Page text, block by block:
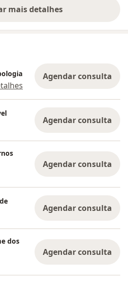
mais detalhes
sobre a experiência
Agendar consulta
Agendar consulta
Agendar consulta
Agendar consulta
dos
Agendar consulta